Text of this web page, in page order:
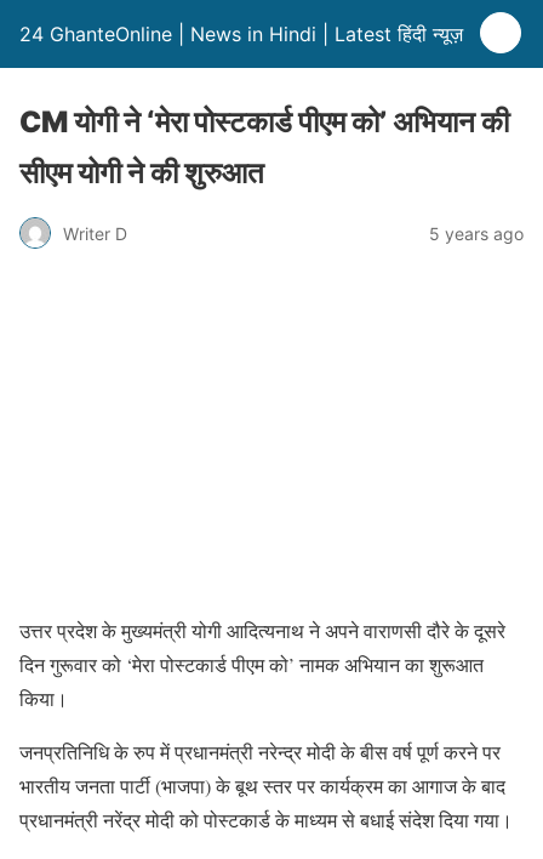
24 GhanteOnline | News in Hindi | Latest हिंदी न्यूज़
CM योगी ने ‘मेरा पोस्टकार्ड पीएम को’ अभियान की
सीएम योगी ने की शुरुआत
Writer D 5 years ago
उत्तर प्रदेश के मुख्यमंत्री योगी आदित्यनाथ ने अपने वाराणसी दौरे के दूसरे
दिन गुरूवार को ‘मेरा पोस्टकार्ड पीएम को’ नामक अभियान का शुरूआत
किया।
जनप्रतिनिधि के रुप में प्रधानमंत्री नरेन्द्र मोदी के बीस वर्ष पूर्ण करने पर
भारतीय जनता पार्टी (भाजपा) के बूथ स्तर पर कार्यक्रम का आगाज के बाद
प्रधानमंत्री नरेंद्र मोदी को पोस्टकार्ड के माध्यम से बधाई संदेश दिया गया।